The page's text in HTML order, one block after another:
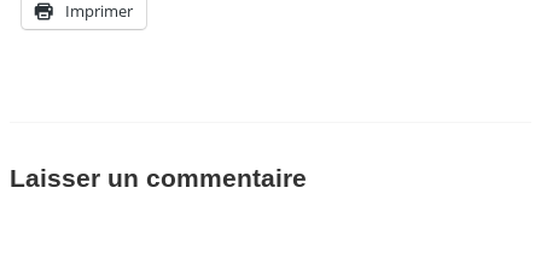
Imprimer
Laisser un commentaire